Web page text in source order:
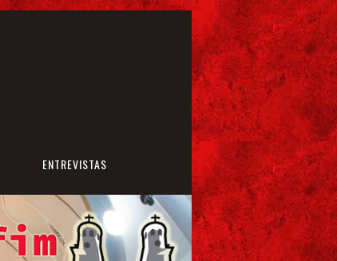
ENTREVISTAS